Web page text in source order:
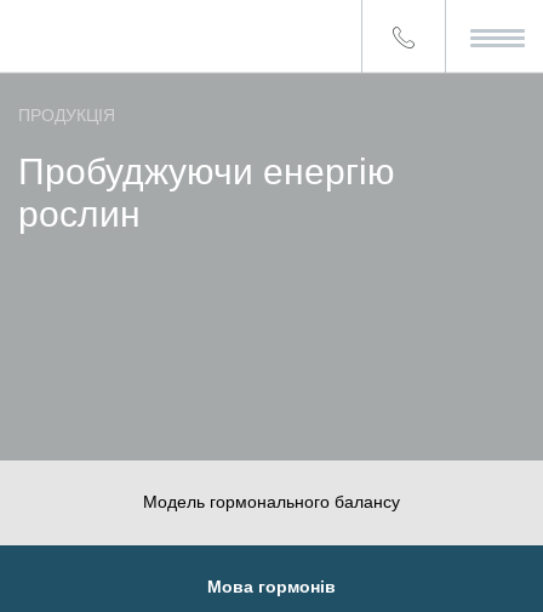
ПРОДУКЦІЯ
Пробуджуючи енергію
рослин
Модель гормонального балансу
Мова гормонів